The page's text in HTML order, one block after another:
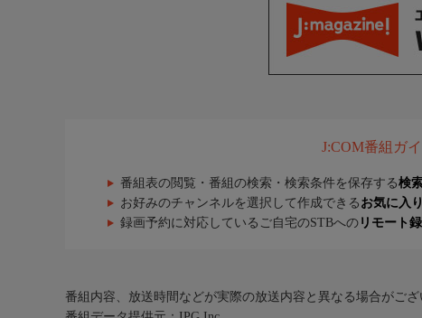
J:COM番組ガ
番組表の閲覧・番組の検索・検索条件を保存する検
お好みのチャンネルを選択して作成できる お気に入
録画予約に対応しているご自宅のSTBへの リモート
番組内容、放送時間などが実際の放送内容と異なる場合がござ